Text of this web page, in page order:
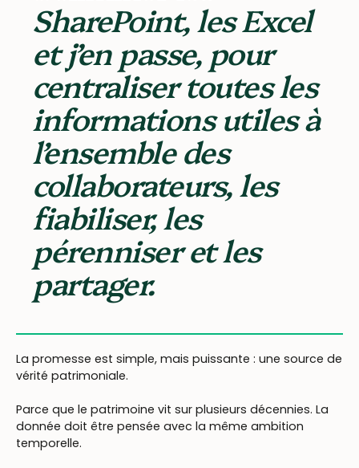
SharePoint, les Excel
et j’en passe, pour
centraliser toutes les
informations utiles à
l’ensemble des
collaborateurs, les
fiabiliser, les
pérenniser et les
partager.
La promesse est simple, mais puissante : une source de
vérité patrimoniale.
Parce que le patrimoine vit sur plusieurs décennies. La
donnée doit être pensée avec la même ambition
temporelle.